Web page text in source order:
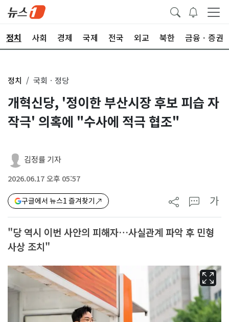
정치 사회 경제 국제 전국 외교 북한 금융ㆍ증권
정치 국회ㆍ정당
개혁신당, '정이한 부산시장 후보 피습 자
작극' 의혹에 "수사에 적극 협조"
김정률 기자
2026.06.17 오후 05:57
구글에서 뉴스1 즐겨찾기 가
"당 역시 이번 사안의 피해자…사실관계 파악 후 민형
사상 조치"